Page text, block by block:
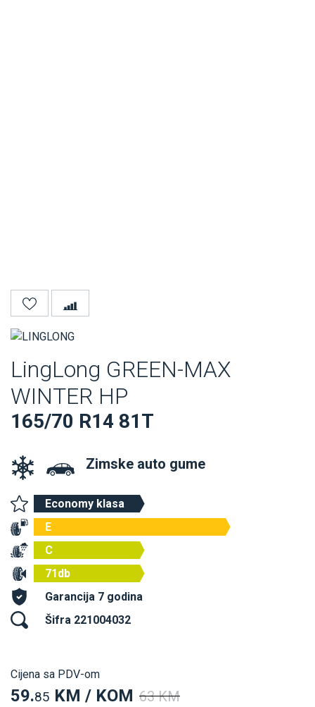
LingLong GREEN-MAX
WINTER HP
165/70 R14 81T
Zimske auto gume
Economy klasa
E
C
71db
Garancija 7 godina
Šifra 221004032
Cijena sa PDV-om
59.85 KM / KOM 63 KM